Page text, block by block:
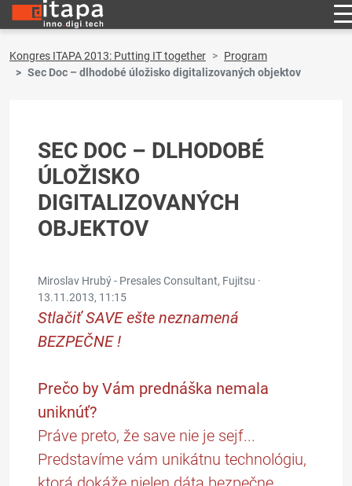
Kongres ITAPA 2013: Putting IT together
Program
Sec Doc – dlhodobé úložisko digitalizovaných objektov
SEC DOC – DLHODOBÉ
ÚLOŽISKO
DIGITALIZOVANÝCH
OBJEKTOV
Miroslav Hrubý - Presales Consultant, Fujitsu ·
13.11.2013, 11:15
Stlačiť SAVE ešte neznamená
BEZPEČNE !
Prečo by Vám prednáška nemala
uniknúť?
Práve preto, že save nie je sejf...
Predstavíme vám unikátnu technológiu,